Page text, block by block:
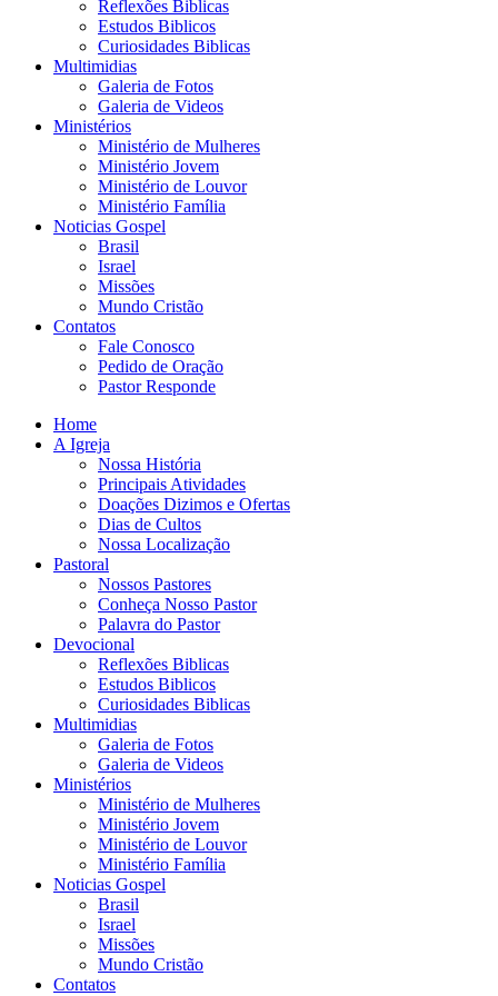
Reflexões Biblicas
Estudos Biblicos
Curiosidades Biblicas
Multimidias
Galeria de Fotos
Galeria de Videos
Ministérios
Ministério de Mulheres
Ministério Jovem
Ministério de Louvor
Ministério Família
Noticias Gospel
Brasil
Israel
Missões
Mundo Cristão
Contatos
Fale Conosco
Pedido de Oração
Pastor Responde
Home
A Igreja
Nossa História
Principais Atividades
Doações Dizimos e Ofertas
Dias de Cultos
Nossa Localização
Pastoral
Nossos Pastores
Conheça Nosso Pastor
Palavra do Pastor
Devocional
Reflexões Biblicas
Estudos Biblicos
Curiosidades Biblicas
Multimidias
Galeria de Fotos
Galeria de Videos
Ministérios
Ministério de Mulheres
Ministério Jovem
Ministério de Louvor
Ministério Família
Noticias Gospel
Brasil
Israel
Missões
Mundo Cristão
Contatos